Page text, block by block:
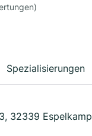
Spezialisierungen
32339 Espelkamp